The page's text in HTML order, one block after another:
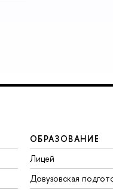
ОБРАЗОВАНИЕ
Лицей
Довузовская